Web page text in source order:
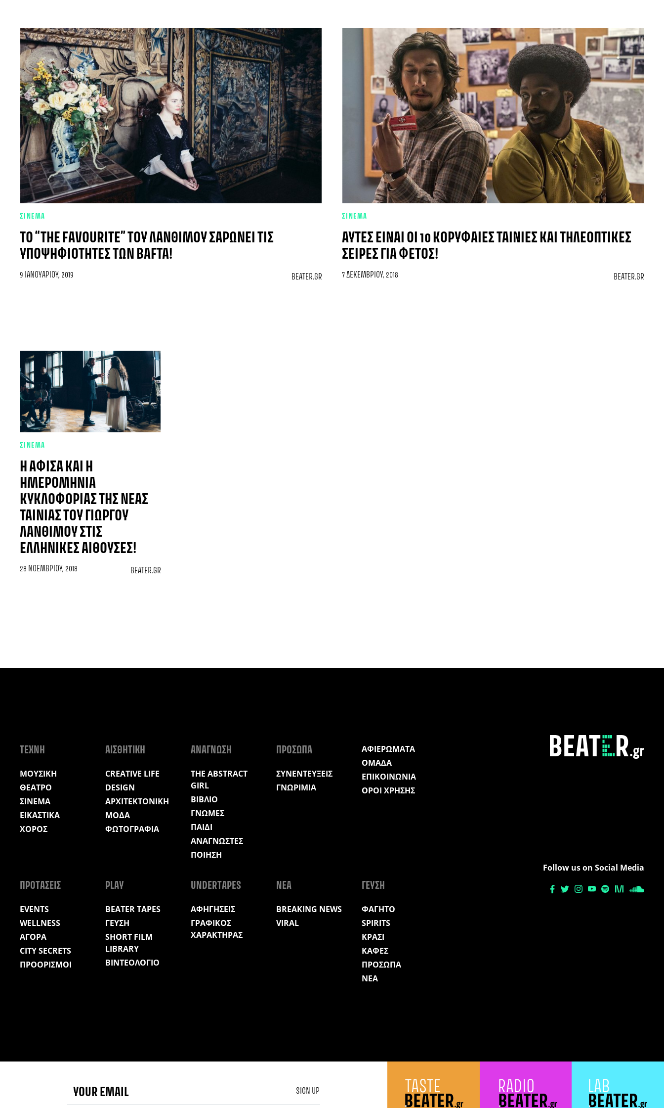
ΣΙΝΕΜΑ
TO “THE FAVOURITE” ΤΟΥ ΛΆΝΘΙΜΟΥ ΣΑΡΏΝΕΙ ΤΙΣ
ΥΠΟΨΗΦΙΌΤΗΤΕΣ ΤΩΝ BAFTA!
9 ΙΑΝΟΥΑΡΊΟΥ, 2019 BEATER.GR
ΣΙΝΕΜΑ
ΑΥΤΈΣ ΕΊΝΑΙ ΟΙ 10 ΚΟΡΥΦΑΊΕΣ ΤΑΙΝΊΕΣ ΚΑΙ ΤΗΛΕΟΠΤΙΚΈΣ
ΣΕΙΡΈΣ ΓΙΑ ΦΈΤΟΣ!
7 ΔΕΚΕΜΒΡΊΟΥ, 2018 BEATER.GR
ΣΙΝΕΜΑ
Η ΑΦΊΣΑ ΚΑΙ Η
ΗΜΕΡΟΜΗΝΊΑ
ΚΥΚΛΟΦΟΡΊΑΣ ΤΗΣ ΝΈΑΣ
ΤΑΙΝΊΑΣ ΤΟΥ ΓΙΏΡΓΟΥ
ΛΆΝΘΙΜΟΥ ΣΤΙΣ
ΕΛΛΗΝΙΚΈΣ ΑΊΘΟΥΣΕΣ!
28 ΝΟΕΜΒΡΊΟΥ, 2018 BEATER.GR
ΤΕΧΝΗ
ΜΟΥΣΙΚΗ
ΘΕΑΤΡΟ
ΣΙΝΕΜΑ
ΕΙΚΑΣΤΙΚΑ
ΧΟΡΟΣ
ΑΙΣΘΗΤΙΚΗ
CREATIVE LIFE
DESIGN
ΑΡΧΙΤΕΚΤΟΝΙΚΗ
ΜΟΔΑ
ΦΩΤΟΓΡΑΦΙΑ
ΑΝΑΓΝΩΣΗ
THE ABSTRACT
GIRL
ΒΙΒΛΙΟ
ΓΝΩΜΕΣ
ΠΑΙΔΙ
ΑΝΑΓΝΩΣΤΕΣ
ΠΟΙΗΣΗ
ΠΡΟΣΩΠΑ
ΣΥΝΕΝΤΕΥΞΕΙΣ
ΓΝΩΡΙΜΙΑ
ΑΦΙΕΡΩΜΑΤΑ
ΟΜΑΔΑ
ΕΠΙΚΟΙΝΩΝΙΑ
ΟΡΟΙ ΧΡΗΣΗΣ
ΠΡΟΤΑΣΕΙΣ
EVENTS
WELLNESS
ΑΓΟΡΑ
CITY SECRETS
ΠΡΟΟΡΙΣΜΟΙ
PLAY
BEATER TAPES
ΓΕΥΣΗ
SHORT FILM
LIBRARY
ΒΙΝΤΕΟΛΟΓΙΟ
UNDERTAPES
ΑΦΗΓΗΣΕΙΣ
ΓΡΑΦΙΚΟΣ
ΧΑΡΑΚΤΗΡΑΣ
ΝΕΑ
BREAKING NEWS
VIRAL
ΓΕΥΣΗ
ΦΑΓΗΤΟ
SPIRITS
ΚΡΑΣΙ
ΚΑΦΕΣ
ΠΡΟΣΩΠΑ
ΝΕΑ
Follow us on Social Media
SIGN UP